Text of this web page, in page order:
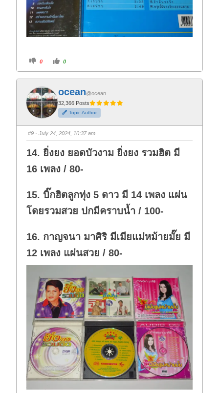
C
i
f
o
r
t
h
u
m
d
o
n
.
0
C
i
o
t
h
u
m
u
p
0
ocean@ocean
32,366 Posts
Topic Author
#9 · July 24, 2024, 10:37 am
14. ยิ่งยง ยอดบัวงาม ยิ่งยง รวมฮิต มี
16 เพลง / 80-
15. บิ๊กฮิตลูกทุ่ง 5 ดาว มี 14 เพลง แผ่น
โดยรวมสวย ปกมีคราบน้ำ / 100-
16. กาญจนา มาศิริ มีเมียแม่หม้ายมั๊ย มี
12 เพลง แผ่นสวย / 80-